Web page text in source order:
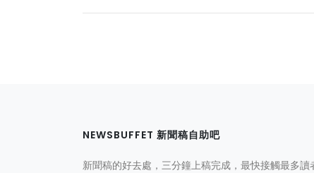
NEWSBUFFET 新聞稿自助吧
新聞稿的好去處，三分鐘上稿完成，最快接觸最多讀